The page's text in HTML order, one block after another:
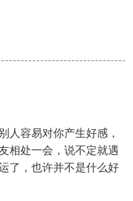
人容易对你产生好感，
相处一会，说不定就遇
了，也许并不是什么好